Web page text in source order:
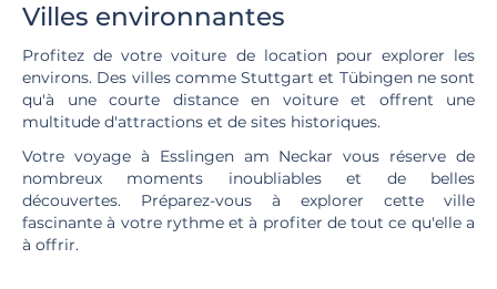
Villes environnantes
Profitez de votre voiture de location pour explorer les
environs. Des villes comme Stuttgart et Tübingen ne sont
qu'à une courte distance en voiture et offrent une
multitude d'attractions et de sites historiques.
Votre voyage à Esslingen am Neckar vous réserve de
nombreux moments inoubliables et de belles
découvertes. Préparez-vous à explorer cette ville
fascinante à votre rythme et à profiter de tout ce qu'elle a
à offrir.